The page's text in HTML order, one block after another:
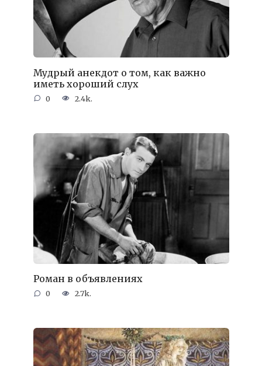
Мудрый анекдот о том, как важно
иметь хороший слух
0 2.4k.
Роман в объявлениях
0 2.7k.